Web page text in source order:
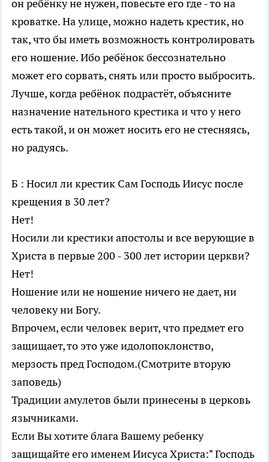
он ребёнку не нужен, повесьте его где - то на
кроватке. На улице, можно надеть крестик, но
так, что бы иметь возможность контролировать
его ношение. Ибо ребёнок бессознательно
может его сорвать, снять или просто выбросить.
Лучше, когда ребёнок подрастёт, объясните
назначение нательного крестика и что у него
есть такой, и он может носить его не стесняясь,
но радуясь.
Б : Носил ли крестик Cам Господь Иисус после
крещения в 30 лет?
Нет!
Носили ли крестики апостолы и все верующие в
Христа в первые 200 - 300 лет истории церкви?
Нет!
Ношение или не ношение ничего не дает, ни
человеку ни Богу.
Впрочем, если человек верит, что предмет его
защищает, то это уже идолопоклонство,
мерзость пред Господом.(Смотрите вторую
заповедь)
Традиции амулетов были принесены в церковь
язычниками.
Если Вы хотите блага Вашему ребенку
защищайте его именем Иисуса Христа:" Господь